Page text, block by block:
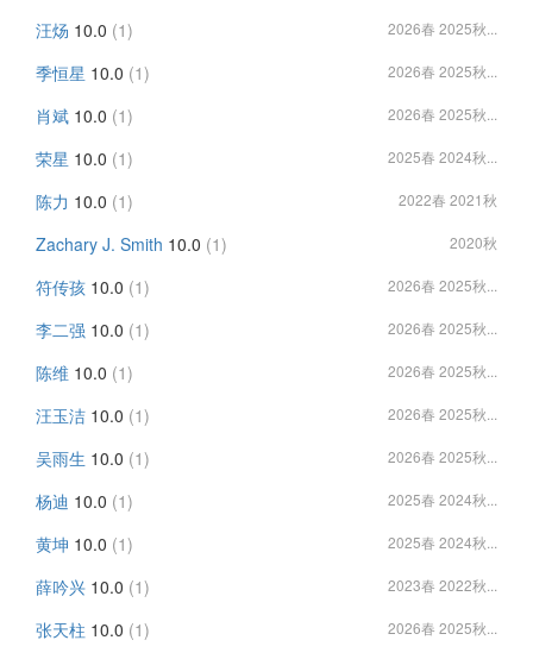
汪炀 10.0 (1) 2026春 2025秋...
季恒星 10.0 (1) 2026春 2025秋...
肖斌 10.0 (1) 2026春 2025秋...
荣星 10.0 (1) 2025春 2024秋...
陈力 10.0 (1) 2022春 2021秋
Zachary J. Smith 10.0 (1) 2020秋
符传孩 10.0 (1) 2026春 2025秋...
李二强 10.0 (1) 2026春 2025秋...
陈维 10.0 (1) 2026春 2025秋...
汪玉洁 10.0 (1) 2026春 2025秋...
吴雨生 10.0 (1) 2026春 2025秋...
杨迪 10.0 (1) 2025春 2024秋...
黄坤 10.0 (1) 2025春 2024秋...
薛吟兴 10.0 (1) 2023春 2022秋...
张天柱 10.0 (1) 2026春 2025秋...